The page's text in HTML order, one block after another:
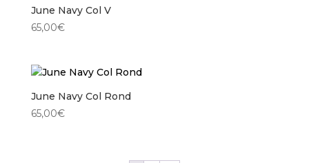
June Navy Col V
65,00€
June Navy Col Rond
65,00€